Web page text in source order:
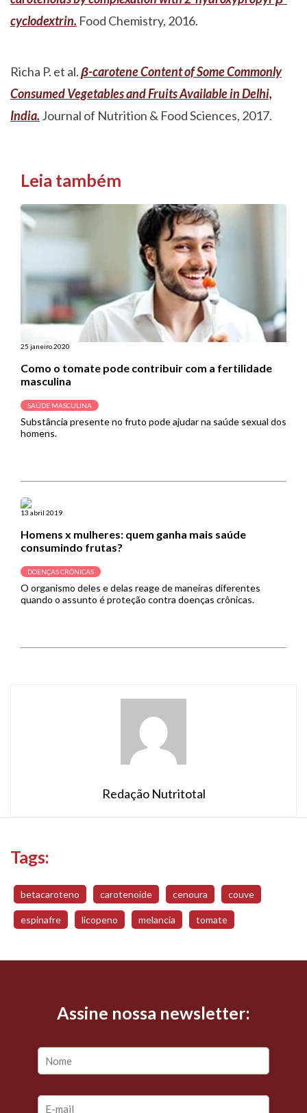
cyclodextrin. Food Chemistry, 2016.
Richa P. et al.β-carotene Content of Some Commonly
Consumed Vegetables and Fruits Available in Delhi,
India. Journal of Nutrition & Food Sciences, 2017.
Leia também
25 janeiro 2020
Como o tomate pode contribuir com a fertilidade
masculina
SAÚDE MASCULINA
Substância presente no fruto pode ajudar na saúde sexual dos
homens.
13 abril 2019
Homens x mulheres: quem ganha mais saúde
consumindo frutas?
DOENÇAS CRÔNICAS
O organismo deles e delas reage de maneiras diferentes
quando o assunto é proteção contra doenças crônicas.
Redação Nutritotal
Tags:
betacaroteno carotenoide cenoura couve
espinafre licopeno melancia tomate
Assine nossa newsletter: